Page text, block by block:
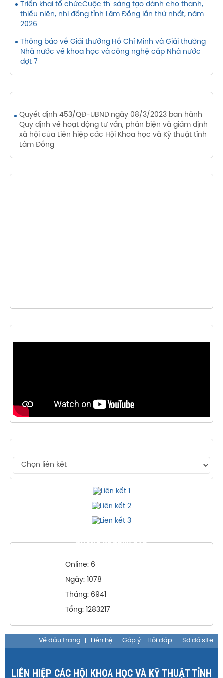
Triển khai tổ chứcCuộc thi sáng tạo dành cho thanh,
thiếu niên, nhi đồng tỉnh Lâm Đồng lần thứ nhất, năm
2026
Thông báo về Giải thưởng Hồ Chí Minh và Giải thưởng
Nhà nước về khoa học và công nghệ cấp Nhà nước
đợt 7
VĂN BẢN MỚI
Quyết định 453/QĐ-UBND ngày 08/3/2023 ban hành
Quy định về hoạt động tư vấn, phản biện và giám định
xã hội của Liên hiệp các Hội Khoa học và Kỹ thuật tỉnh
Lâm Đồng
THƯ VIỆN HÌNH ẢNH
THƯ VIỆN VIDEO
LIÊN KẾT WEBSITE
THỐNG KÊ TRUY CẬP
Online: 6
Ngày: 1078
Tháng: 6941
Tổng: 1283217
Về đầu trang Liên hệ Góp ý - Hỏi đáp Sơ đồ site
LIÊN HIỆP CÁC HỘI KHOA HỌC VÀ KỸ THUẬT TỈNH